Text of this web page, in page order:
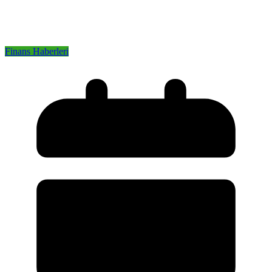
Finans Haberleri